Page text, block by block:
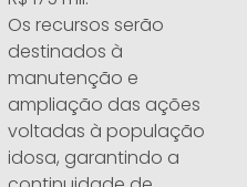
Os recursos serão
destinados à
manutenção e
ampliação das ações
voltadas à população
idosa, garantindo a